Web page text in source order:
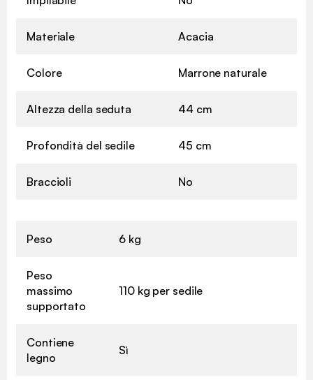
Materiale Acacia
Colore Marrone naturale
Altezza della seduta 44 cm
Profondità del sedile 45 cm
Braccioli No
Peso 6 kg
Peso
massimo
supportato
110 kg per sedile
Contiene
legno
Sì